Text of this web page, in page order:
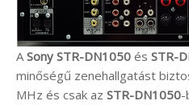
ASony STR-DN1050 és STR-
minőségű zenehallgatást
MHz és csak az STR-DN1050-